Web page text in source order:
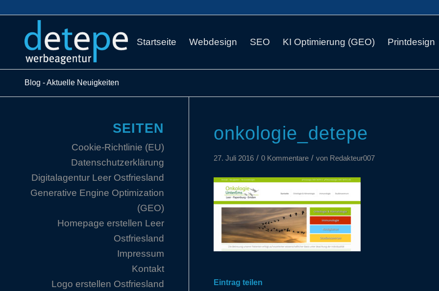
Startseite Webdesign SEO KI Optimierung (GEO) Printdesign
Blog - Aktuelle Neuigkeiten
onkologie_detepe
27. Juli 2016 / 0 Kommentare / von Redakteur007
Eintrag teilen
SEITEN
Cookie-Richtlinie (EU)
Datenschutzerklärung
Digitalagentur Leer Ostfriesland
Generative Engine Optimization
(GEO)
Homepage erstellen Leer
Ostfriesland
Impressum
Kontakt
Logo erstellen Ostfriesland